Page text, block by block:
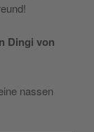
Dingi von
nassen